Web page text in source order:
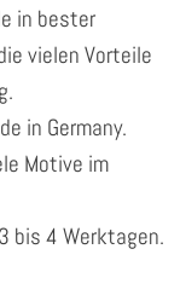
in bester
vielen Vorteile
in Germany.
Motive im
bis 4 Werktagen.